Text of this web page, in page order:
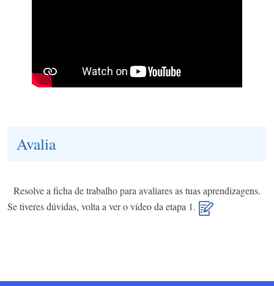
Avalia
Resolve a ficha de trabalho para avaliares as tuas aprendizagens.
Se tiveres dúvidas, volta a ver o vídeo da etapa 1.